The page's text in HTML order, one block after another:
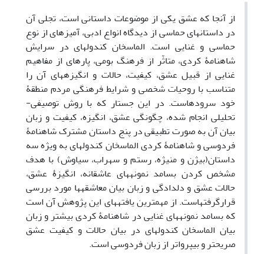
از آنجا که عشق یکی از موضوعات داستانی است، تجلی آن
در داستان­های حماسی از دیدگاه انواع ادبی، آمیزه­ای از نوع
حماسی و غنایی است. الماسخان کندوله­ای در سرایش
شاهنامۀ کردی، متاثّر از فرهنگ بومی، پاره­ای از مفاهیم
غنایی از قبیل عشق، کیفیت، حالات و انگیزه­های آن را
متناسب با روحیات شخصی و شرایط فرهنگی مردم منطقۀ
خود سروده­است. در این جستار که با روش توصیفی-
تحلیلی انجام شده، چگونگی عشق، انگیزه، کیفیت و زبان
بیان آن به صورت تطبیقی در پنج داستان مشترک شاهنامۀ
فردوسی و شاهنامۀ کردی الماسخان کندوله­ای به ویژه سه
داستان­(بیژن و منیژه، رستم و سهراب، سیاوش) با هدف
مشخص کردن بسامد نمونه­های عاشقانه، انگیزۀ عشق،
حالات عشق و دلدادگی و زبان بیان معاشقه­ها مورد بررسی
قرارگرفته­است. از مهم­ترین یافته­های این پژوهش آن است
که بسامد نمونه­های غنایی در شاهنامۀ کردی بیشتر و زبان
بیان الماسخان کندوله­ای در بیان حالات و کیفیت عشق
صریح­تر و بی­پرواتر از زبان فردوسی است.